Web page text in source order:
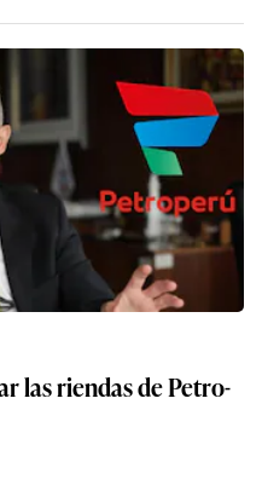
las riendas de Petro-